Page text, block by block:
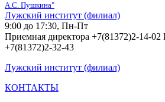
А.С. Пушкина"
Лужский институт (филиал)
9:00 до 17:30, Пн-Пт
Приемная директора +7(81372)2-14-
+7(81372)2-32-43
Лужский институт (филиал)
КОНТАКТЫ